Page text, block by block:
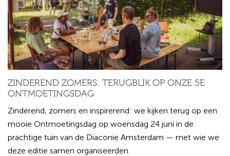
ZINDEREND ZOMERS: TERUGBLIK OP ONZE 5E
ONTMOETINGSDAG
Zinderend, zomers en inspirerend: we kijken terug op een
mooie Ontmoetingsdag op woensdag 24 juni in de
prachtige tuin van de Diaconie Amsterdam — met wie we
deze editie samen organiseerden.